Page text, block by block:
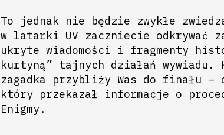
To jednak nie będzie zwykłe
w latarki UV zaczniecie odkrywać
ukryte wiadomości i fragmenty
kurtyną” tajnych działań wywiadu.
zagadka przybliży Was do finału –
który przekazał informacje o
Enigmy.